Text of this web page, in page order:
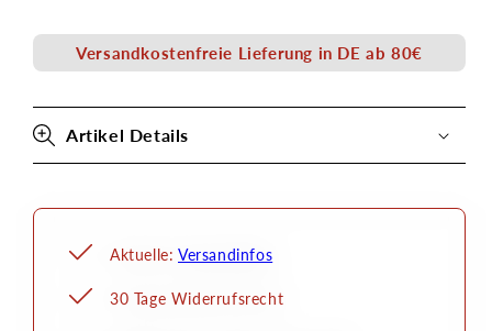
-
Hai
02
-
Hai
02
Versandkostenfreie Lieferung in DE ab 80€
Artikel Details
Aktuelle: Versandinfos
30 Tage Widerrufsrecht